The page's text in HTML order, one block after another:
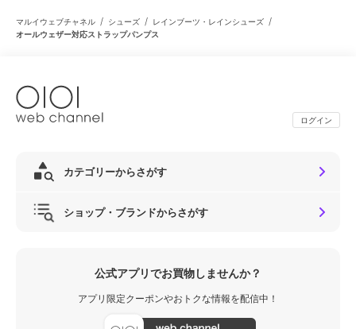
マルイウェブチャネル / シューズ / レインブーツ・レインシューズ /
オールウェザー対応ストラップパンプス
ログイン
カテゴリーからさがす
ショップ・ブランドからさがす
公式アプリでお買物しませんか？
アプリ限定クーポンやおトクな情報を配信中！